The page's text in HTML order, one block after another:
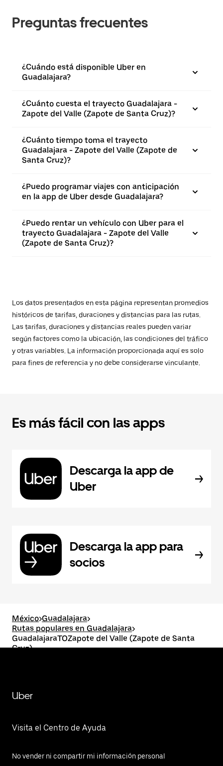
Preguntas frecuentes
¿Cuándo está disponible Uber en
Guadalajara?
¿Cuánto cuesta el trayecto Guadalajara -
Zapote del Valle (Zapote de Santa Cruz)?
¿Cuánto tiempo toma el trayecto
Guadalajara - Zapote del Valle (Zapote de
Santa Cruz)?
¿Puedo programar viajes con anticipación
en la app de Uber desde Guadalajara?
¿Puedo rentar un vehículo con Uber para el
trayecto Guadalajara - Zapote del Valle
(Zapote de Santa Cruz)?
Los datos presentados en esta página representan promedios
históricos de tarifas, duraciones y distancias para las rutas.
Las tarifas, duraciones y distancias reales pueden variar
según factores como la ubicación, las condiciones del tráfico
y otras variables. La información proporcionada aquí es solo
para fines de referencia y no debe considerarse vinculante.
Es más fácil con las apps
Descarga la app de
Uber
Descarga la app para
socios
México>Guadalajara>
Rutas populares en Guadalajara>
GuadalajaraTOZapote del Valle (Zapote de Santa
Cruz)
Uber
Visita el Centro de Ayuda
No vender ni compartir mi información personal